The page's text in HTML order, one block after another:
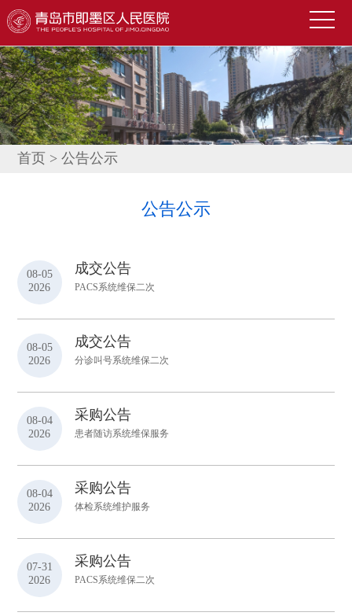
首
页
医
院
概
况
新
闻
中
便
民
首页 > 公告公示
公告公示
08-05
2026
成交公告
PACS系统维保二次
08-05
2026
成交公告
分诊叫号系统维保二次
08-04
2026
采购公告
患者随访系统维保服务
08-04
2026
采购公告
体检系统维护服务
07-31
2026
采购公告
PACS系统维保二次